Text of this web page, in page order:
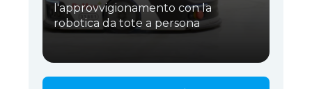
l'approvvigionamento con la
robotica da tote a persona